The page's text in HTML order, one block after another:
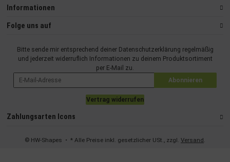
Informationen
Folge uns auf
Bitte sende mir entsprechend deiner Datenschutzerklärung regelmäßig
und jederzeit widerruflich Informationen zu deinem Produktsortiment
per E-Mail zu.
Abonnieren
Vertrag widerrufen
Zahlungsarten Icons
© HW-Shapes • * Alle Preise inkl. gesetzlicher USt., zzgl. Versand.